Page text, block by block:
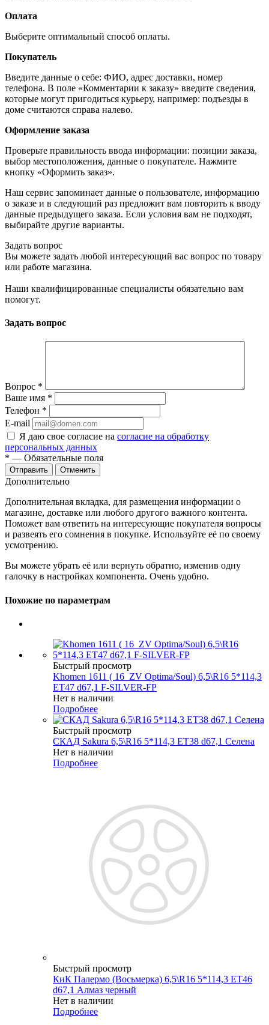
Оплата
Выберите оптимальный способ оплаты.
Покупатель
Введите данные о себе: ФИО, адрес доставки, номер
телефона. В поле «Комментарии к заказу» введите сведения,
которые могут пригодиться курьеру, например: подъезды в
доме считаются справа налево.
Оформление заказа
Проверьте правильность ввода информации: позиции заказа,
выбор местоположения, данные о покупателе. Нажмите
кнопку «Оформить заказ».
Наш сервис запоминает данные о пользователе, информацию
о заказе и в следующий раз предложит вам повторить к вводу
данные предыдущего заказа. Если условия вам не подходят,
выбирайте другие варианты.
Задать вопрос
Вы можете задать любой интересующий вас вопрос по товару
или работе магазина.
Наши квалифицированные специалисты обязательно вам
помогут.
Задать вопрос
Вопрос *
Ваше имя *
Телефон *
E-mail
Я даю свое согласие на согласие на обработку
персональных данных
* — Обязательные поля
Отменить
Дополнительно
Дополнительная вкладка, для размещения информации о
магазине, доставке или любого другого важного контента.
Поможет вам ответить на интересующие покупателя вопросы
и развеять его сомнения в покупке. Используйте её по своему
усмотрению.
Вы можете убрать её или вернуть обратно, изменив одну
галочку в настройках компонента. Очень удобно.
Похожие по параметрам
Быстрый просмотр
Khomen 1611 ( 16_ZV Optima/Soul) 6,5\R16 5*114,3
ET47 d67,1 F-SILVER-FP
Нет в наличии
Подробнее
Быстрый просмотр
СКАД Sakura 6,5\R16 5*114,3 ET38 d67,1 Селена
Нет в наличии
Подробнее
Быстрый просмотр
КиК Палермо (Восьмерка) 6,5\R16 5*114,3 ET46
d67,1 Алмаз черный
Нет в наличии
Подробнее